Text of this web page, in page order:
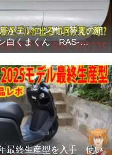
がエアコン買い替えの狙
白くまくん RAS-
モデルのご紹介
最終生産型を入手 使い